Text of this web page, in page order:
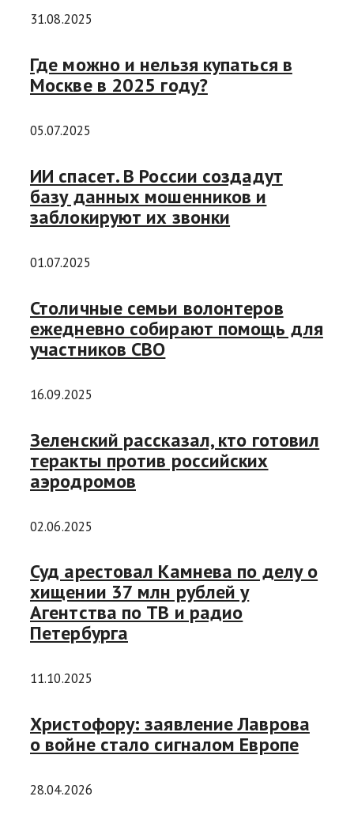
31.08.2025
Где можно и нельзя купаться в
Москве в 2025 году?
05.07.2025
ИИ спасет. В России создадут
базу данных мошенников и
заблокируют их звонки
01.07.2025
Столичные семьи волонтеров
ежедневно собирают помощь для
участников СВО
16.09.2025
Зеленский рассказал, кто готовил
теракты против российских
аэродромов
02.06.2025
Суд арестовал Камнева по делу о
хищении 37 млн рублей у
Агентства по ТВ и радио
Петербурга
11.10.2025
Христофору: заявление Лаврова
о войне стало сигналом Европе
28.04.2026